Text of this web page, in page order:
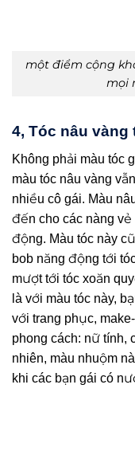
một điểm cộng
mọi
4, Tóc nâu
Không phải màu tóc
màu tóc nâu vàng
nhiều cô gái. Màu
đến cho các nàng
động. Màu tóc này
bob năng động tới
mượt tới tóc xoăn
là với màu tóc này,
với trang phục,
phong cách: nữ tính,
nhiên, màu nhuộm
khi các bạn gái có